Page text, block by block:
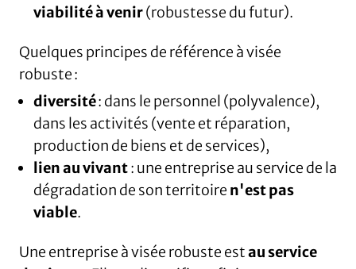
viabilité à venir(robustesse du futur).
Quelques principes de référence à visée
robuste :
diversité: dans le personnel (polyvalence),
dans les activités (vente et réparation,
production de biens et de services),
lien au vivant: une entreprise au service de la
dégradation de son territoire n'est pas
viable.
Une entreprise à visée robuste estauservice